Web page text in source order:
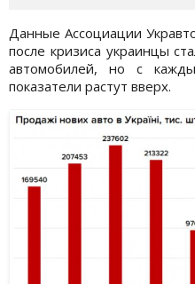
Данные Ассоциации
после кризиса украинцы
автомобилей, но с
показатели растут вверх.